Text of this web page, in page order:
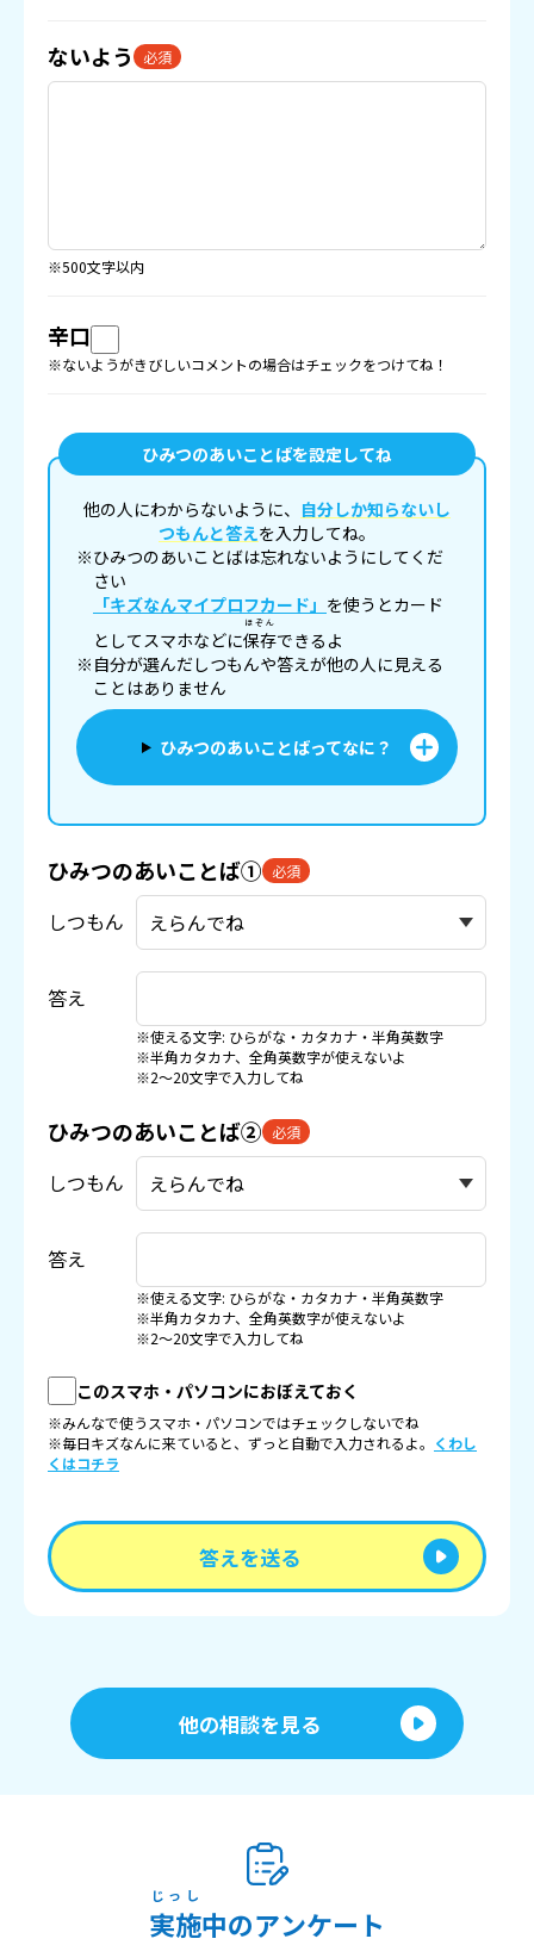
ないよう 必須
※500文字以内
辛口
※ないようがきびしいコメントの場合はチェックをつけてね！
ひみつのあいことばを設定してね
他の人にわからないように、 自分しか知らないし
つもんと答えを入力してね。
※ひみつのあいことばは忘れないようにしてくだ
さい
「キズなんマイプロフカード」 を使うとカード
としてスマホなどに保存
ほぞん
できるよ
※自分が選んだしつもんや答えが他の人に見える
ことはありません
ひみつのあいことばってなに？
ひみつのあいことば① 必須
しつもん
答え
※使える文字: ひらがな・カタカナ・半角英数字
※半角カタカナ、全角英数字が使えないよ
※2〜20文字で入力してね
ひみつのあいことば② 必須
しつもん
答え
※使える文字: ひらがな・カタカナ・半角英数字
※半角カタカナ、全角英数字が使えないよ
※2〜20文字で入力してね
このスマホ・パソコンにおぼえておく
※みんなで使うスマホ・パソコンではチェックしないでね
※毎日キズなんに来ていると、ずっと自動で入力されるよ。 くわし
くはコチラ
答えを送る
他の相談を見る
実施
じっし
中のアンケート